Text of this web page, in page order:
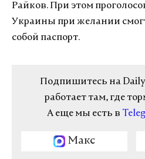
Райков. При этом
Украины при желании
собой паспорт.
Подпишитесь на
работает там, где
А еще мы есть в
Макс